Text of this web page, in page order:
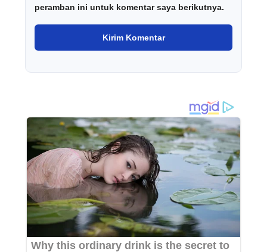
peramban ini untuk komentar saya berikutnya.